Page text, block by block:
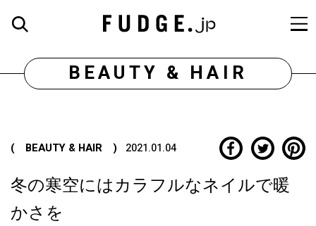
BEAUTY & HAIR
( BEAUTY & HAIR ) 2021.01.04
冬の寒空にはカラフルなネイルで暖
かさを